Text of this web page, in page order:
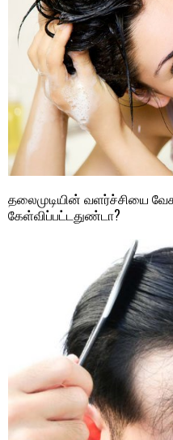
தலைமுடியின் வளர்ச்சியை
கேள்விப்பட்டதுண்டா?